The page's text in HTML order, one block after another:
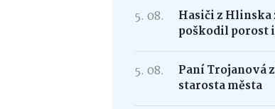
5. 08.
Hasiči z Hlinska
poškodil porost
5. 08.
Paní Trojanová
starosta města